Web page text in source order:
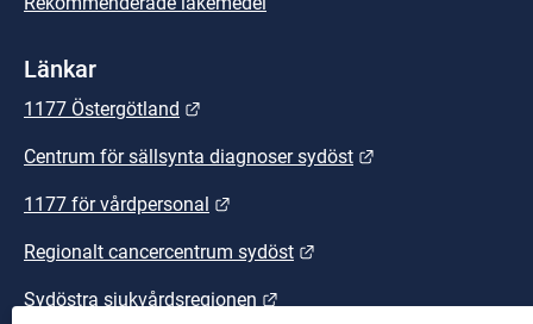
Länkar
1177 Östergötland
Centrum för sällsynta diagnoser sydöst
1177 för vårdpersonal
Regionalt cancercentrum sydöst
Sydöstra sjukvårdsregionen